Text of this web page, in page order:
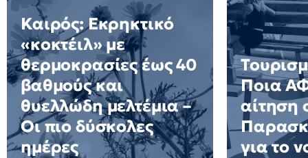
Καιρός: Εκρηκτικό
«κοκτέιλ» με
θερμοκρασίες έως 40
βαθμούς και
θυελλώδη μελτέμια –
Οι πιο δύσκολες
ημέρες
Ποια
αίτηση
για το